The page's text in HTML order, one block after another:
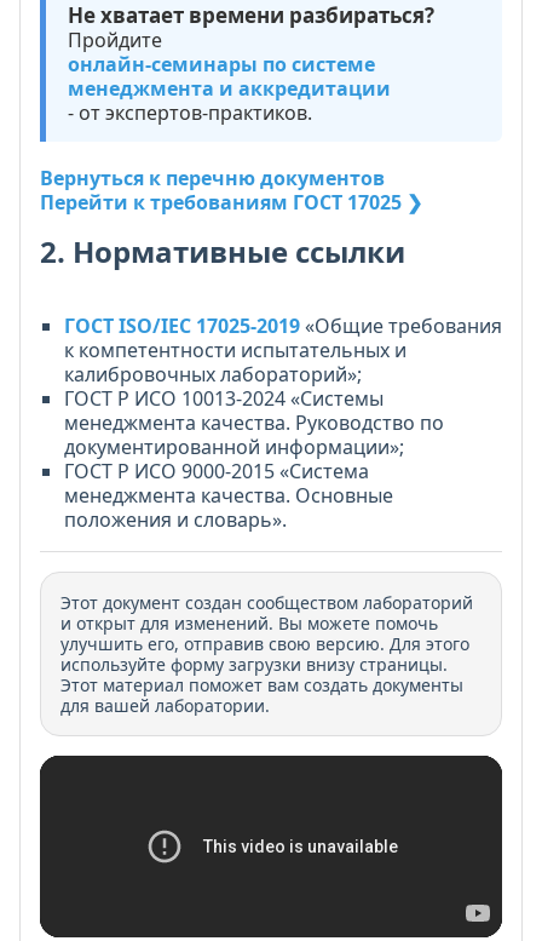
Не хватает времени разбираться?
Пройдите
онлайн-семинары по системе
менеджмента и аккредитации
- от экспертов-практиков.
Вернуться к перечню документов
Перейти к требованиям ГОСТ 17025 ❯
2. Нормативные ссылки
ГОСТ ISO/IEC 17025-2019«Общие требования
к компетентности испытательных и
калибровочных лабораторий»;
ГОСТ Р ИСО 10013-2024 «Системы
менеджмента качества. Руководство по
документированной информации»;
ГОСТ Р ИСО 9000-2015 «Система
менеджмента качества. Основные
положения и словарь».
Этот документ создан сообществом лабораторий
и открыт для изменений. Вы можете помочь
улучшить его, отправив свою версию. Для этого
используйте форму загрузки внизу страницы.
Этот материал поможет вам создать документы
для вашей лаборатории.